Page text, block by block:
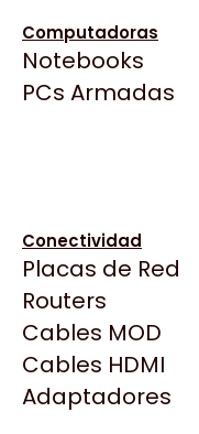
Computadoras
Notebooks
PCs Armadas
Conectividad
Placas de Red
Routers
Cables MOD
Cables HDMI
Adaptadores
BenQ
CX
Cooler Master
Deepcool
Dell
EVGA
Gamemax
Genesis
Genius
Todas las
Click Gaming
Compufan Store
Dinobyte
Full H4rd
Gaming City
Gezatek
$170.407
Ver producto en